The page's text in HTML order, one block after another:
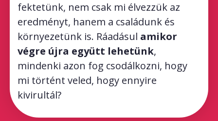
fektetünk, nem csak mi élvezzük az
eredményt, hanem a családunk és
környezetünk is. Ráadásul amikor
végre újra együtt lehetünk,
mindenki azon fog csodálkozni, hogy
mi történt veled, hogy ennyire
kivirultál?